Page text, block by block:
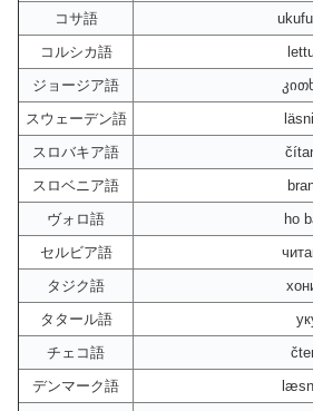
コサ語
コルシカ語
ジョージア語
スウェーデン語
スロバキア語
スロベニア語
ヴォロ語
ho
セルビア語
タジク語
タタール語
チェコ語
デンマーク語